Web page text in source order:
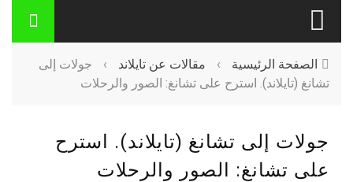
الصفحة الرئيسية › مقالات عن تايلاند ›
جولات إلى
تشانغ (تايلاند). استرح على تشانغ: الصور والرحلات
جولات إلى تشانغ (تايلاند). استرح
على تشانغ: الصور والرحلات